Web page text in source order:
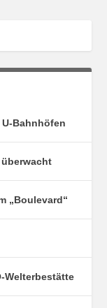
Bahnhöfen
„Boulevard“
Welterbestätte